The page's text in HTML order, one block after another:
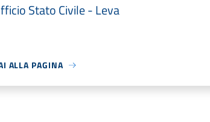
Stato Civile - Leva
ALLA PAGINA